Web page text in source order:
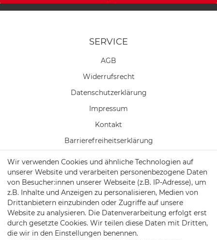
SERVICE
AGB
Widerrufs­recht
Daten­schutz­erklärung
Impressum
Kontakt
Barrierefreiheitserklärung
Vertrag widerrufen
Batterieentsorgung
Versand/ Zahlung
Wir verwenden Cookies und ähnliche Technologien auf
unserer Website und verarbeiten personenbezogene Daten
von Besucher:innen unserer Webseite (z.B. IP-Adresse), um
z.B. Inhalte und Anzeigen zu personalisieren, Medien von
Drittanbietern einzubinden oder Zugriffe auf unsere
Website zu analysieren. Die Datenverarbeitung erfolgt erst
durch gesetzte Cookies. Wir teilen diese Daten mit Dritten,
die wir in den Einstellungen benennen.